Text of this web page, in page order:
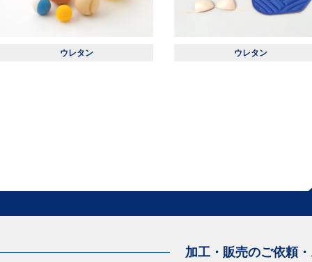
ウレタン ウレタン
加工・販売のご依頼